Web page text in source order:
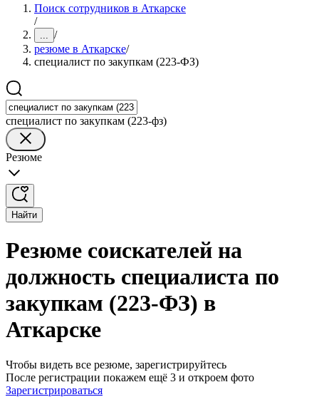
Поиск сотрудников в Аткарске
/
... /
резюме в Аткарске/
специалист по закупкам (223-ФЗ)
специалист по закупкам (223-фз)
Резюме
Найти
Резюме соискателей на
должность специалиста по
закупкам (223-ФЗ) в
Аткарске
Чтобы видеть все резюме, зарегистрируйтесь
После регистрации покажем ещё 3 и откроем фото
Зарегистрироваться